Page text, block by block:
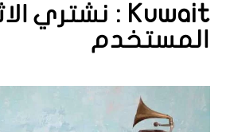
Kuwait :
نشتري
المستخدم